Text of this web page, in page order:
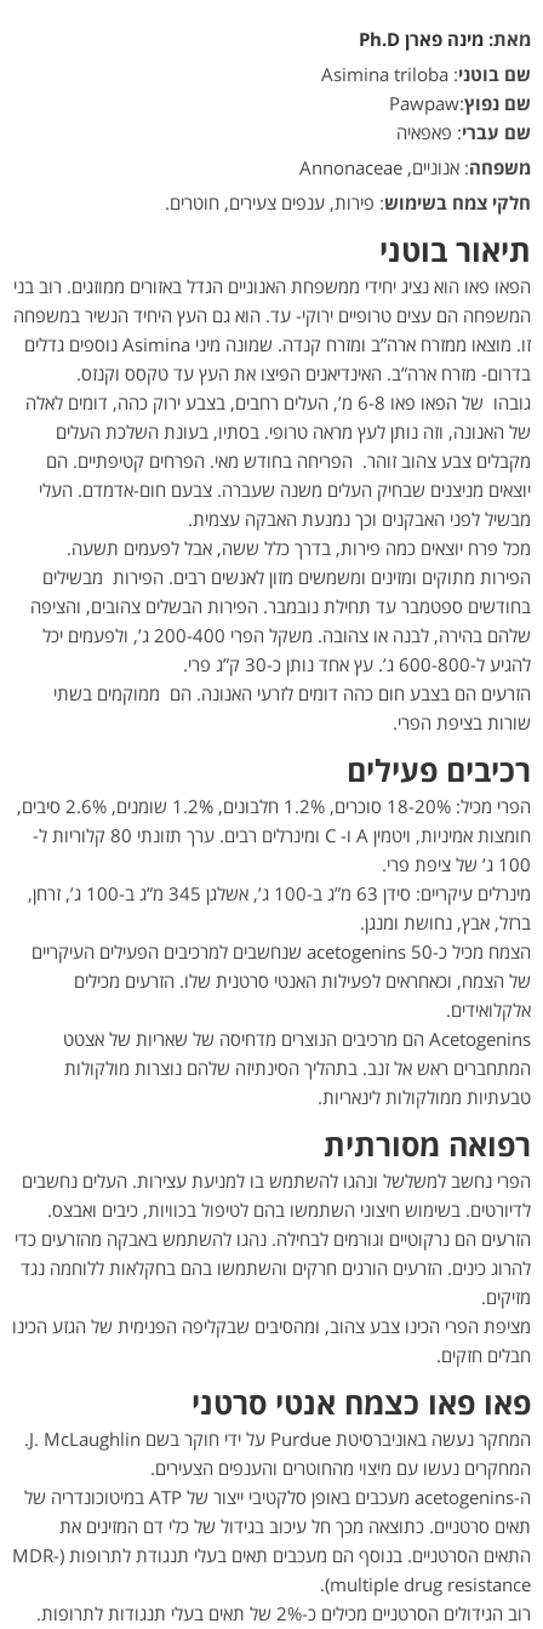
מאת: מינה פארן Ph.D
שם בוטני: Asimina triloba
שם נפוץ:Pawpaw
שם עברי: פאפאיה
משפחה: אנוניים, Annonaceae
חלקי צמח בשימוש: פירות, ענפים צעירים, חוטרים.
תיאור בוטני
הפאו פאו הוא נציג יחידי ממשפחת האנוניים הגדל באזורים ממוזגים. רוב בני
המשפחה הם עצים טרופיים ירוקי- עד. הוא גם העץ היחיד הנשיר במשפחה
זו. מוצאו ממזרח ארה”ב ומזרח קנדה. שמונה מיני Asimina נוספים גדלים
בדרום- מזרח ארה”ב. האינדיאנים הפיצו את העץ עד טקסס וקנזס.
גובהו של הפאו פאו 6-8 מ’, העלים רחבים, בצבע ירוק כהה, דומים לאלה
של האנונה, וזה נותן לעץ מראה טרופי. בסתיו, בעונת השלכת העלים
מקבלים צבע צהוב זוהר. הפריחה בחודש מאי. הפרחים קטיפתיים. הם
יוצאים מניצנים שבחיק העלים משנה שעברה. צבעם חום-אדמדם. העלי
מבשיל לפני האבקנים וכך נמנעת האבקה עצמית.
מכל פרח יוצאים כמה פירות, בדרך כלל ששה, אבל לפעמים תשעה.
הפירות מתוקים ומזינים ומשמשים מזון לאנשים רבים. הפירות מבשילים
בחודשים ספטמבר עד תחילת נובמבר. הפירות הבשלים צהובים, והציפה
שלהם בהירה, לבנה או צהובה. משקל הפרי 200-400 ג’, ולפעמים יכל
להגיע ל-600-800 ג’. עץ אחד נותן כ-30 ק”ג פרי.
הזרעים הם בצבע חום כהה דומים לזרעי האנונה. הם ממוקמים בשתי
שורות בציפת הפרי.
רכיבים פעילים
הפרי מכיל: 18-20% סוכרים, 1.2% חלבונים, 1.2% שומנים, 2.6% סיבים,
חומצות אמיניות, ויטמין A ו- C ומינרלים רבים. ערך תזונתי 80 קלוריות ל-
100 ג’ של ציפת פרי.
מינרלים עיקריים: סידן 63 מ”ג ב-100 ג’, אשלגן 345 מ”ג ב-100 ג’, זרחן,
ברזל, אבץ, נחושת ומנגן.
הצמח מכיל כ-50 acetogenins שנחשבים למרכיבים הפעילים העיקריים
של הצמח, וכאחראים לפעילות האנטי סרטנית שלו. הזרעים מכילים
אלקלואידים.
Acetogenins הם מרכיבים הנוצרים מדחיסה של שאריות של אצטט
המתחברים ראש אל זנב. בתהליך הסינתיזה שלהם נוצרות מולקולות
טבעתיות ממולקולות לינאריות.
רפואה מסורתית
הפרי נחשב למשלשל ונהגו להשתמש בו למניעת עצירות. העלים נחשבים
לדיורטים. בשימוש חיצוני השתמשו בהם לטיפול בכוויות, כיבים ואבצס.
הזרעים הם נרקוטיים וגורמים לבחילה. נהגו להשתמש באבקה מהזרעים כדי
להרוג כינים. הזרעים הורגים חרקים והשתמשו בהם בחקלאות ללוחמה נגד
מזיקים.
מציפת הפרי הכינו צבע צהוב, ומהסיבים שבקליפה הפנימית של הגזע הכינו
חבלים חזקים.
פאו פאו כצמח אנטי סרטני
המחקר נעשה באוניברסיטת Purdue על ידי חוקר בשם J. McLaughlin.
המחקרים נעשו עם מיצוי מהחוטרים והענפים הצעירים.
ה-acetogenins מעכבים באופן סלקטיבי ייצור של ATP במיטוכונדריה של
תאים סרטניים. כתוצאה מכך חל עיכוב בגידול של כלי דם המזינים את
התאים הסרטניים. בנוסף הם מעכבים תאים בעלי תנגודת לתרופות (MDR-
multiple drug resistance).
רוב הגידולים הסרטניים מכילים כ-2% של תאים בעלי תנגודות לתרופות.